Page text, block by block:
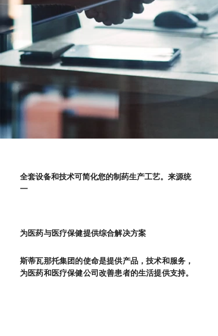
全套设备和技术可简化您的制药生产工艺。来源统
一
为医药与医疗保健提供综合解决方案
斯蒂瓦那托集团的使命是提供产品，技术和服务，
为医药和医疗保健公司改善患者的生活提供支持。